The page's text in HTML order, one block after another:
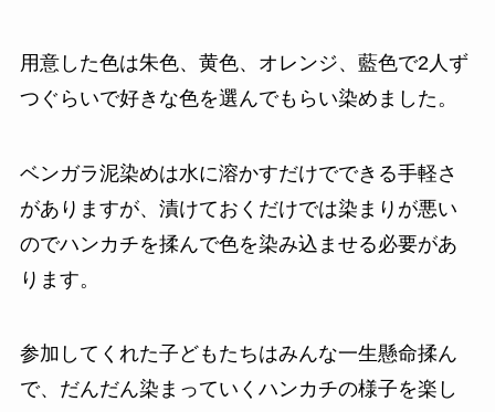
用意した色は朱色、黄色、オレンジ、藍色で2人ず
つぐらいで好きな色を選んでもらい染めました。
ベンガラ泥染めは水に溶かすだけでできる手軽さ
がありますが、漬けておくだけでは染まりが悪い
のでハンカチを揉んで色を染み込ませる必要があ
ります。
参加してくれた子どもたちはみんな一生懸命揉ん
で、だんだん染まっていくハンカチの様子を楽し